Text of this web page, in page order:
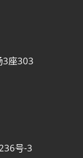
3座303
号-3